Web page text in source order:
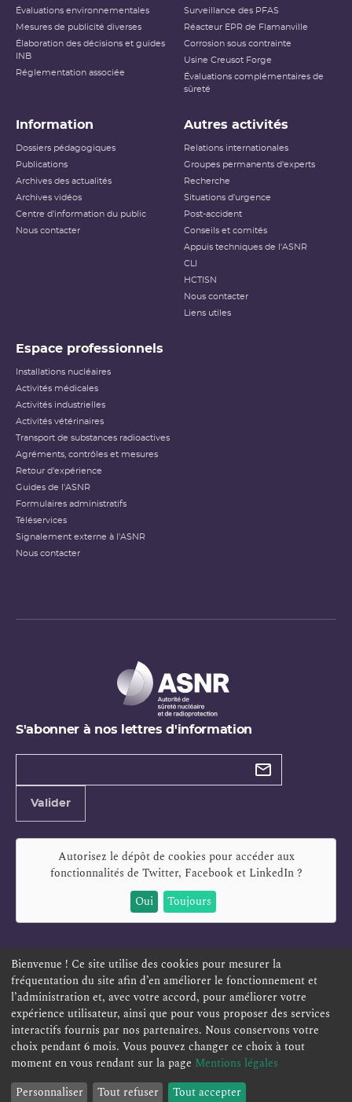
Évaluations environnementales
Mesures de publicité diverses
Élaboration des décisions et guides
INB
Réglementation associée
Surveillance des PFAS
Réacteur EPR de Flamanville
Corrosion sous contrainte
Usine Creusot Forge
Évaluations complémentaires de
sûreté
Information
Dossiers pédagogiques
Publications
Archives des actualités
Archives vidéos
Centre d'information du public
Nous contacter
Autres activités
Relations internationales
Groupes permanents d'experts
Recherche
Situations d'urgence
Post-accident
Conseils et comités
Appuis techniques de l'ASNR
CLI
HCTISN
Nous contacter
Liens utiles
Espace professionnels
Installations nucléaires
Activités médicales
Activités industrielles
Activités vétérinaires
Transport de substances radioactives
Agréments, contrôles et mesures
Retour d'expérience
Guides de l'ASNR
Formulaires administratifs
Téléservices
Signalement externe à l'ASNR
Nous contacter
S'abonner à nos lettres d'information
Types de
Valider
Autorisez le dépôt de cookies pour accéder aux
fonctionnalités de Twitter, Facebook et LinkedIn?
Oui
Toujours
ESPACE PERSONNEL OFFRES D'EMPLOI SIGNALEMENT
TÉLÉSERVICES PLAN DU SITE
ACCESSIBILITÉ POLITIQUE DE CONFIDENTIALITÉ
MENTIONS LÉGALES CONTACT
Bienvenue ! Ce site utilise des cookies pour mesurer la
fréquentation du site afin d’en améliorer le fonctionnement et
l’administration et, avec votre accord, pour améliorer votre
expérience utilisateur, ainsi que pour vous proposer des services
interactifs fournis par nos partenaires. Nous conservons votre
choix pendant 6 mois. Vous pouvez changer ce choix à tout
moment en vous rendant sur la page Mentions légales
Personnaliser
Tout refuser Tout accepter